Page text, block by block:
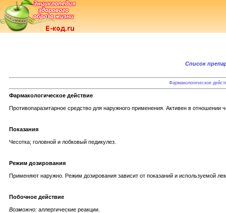
Список
Фармакологическое
Фармакологическое действие
Противопаразитарное средство для наружного применения. Активен в
Показания
Чесотка; головной и лобковый педикулез.
Режим дозирования
Применяют наружно. Режим дозирования зависит от показаний и используемой
Побочное действие
Возможно: аллергические реакции.